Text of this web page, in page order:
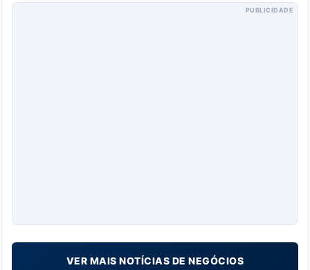
PUBLICIDADE
VER MAIS NOTÍCIAS DE NEGÓCIOS